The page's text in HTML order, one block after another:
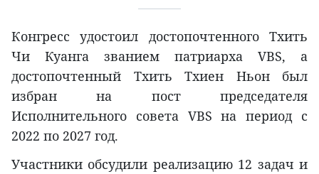
Конгресс удостоил достопочтенного Тхить
Чи Куанга званием патриарха VBS, а
достопочтенный Тхить Тхиен Ньон был
избран на пост председателя
Исполнительного совета VBS на период с
2022 по 2027 год.
Участники обсудили реализацию 12 задач и